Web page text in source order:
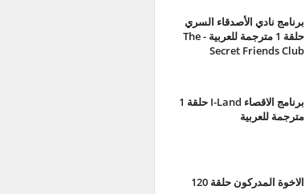
برنامج نادي الأصدقاء السري
حلقة 1 مترجمة للعربية - The
Secret Friends Club
برنامج الاقصاء I-Land حلقة 1
مترجمة للعربية
الاخوة المدركون حلقة 120